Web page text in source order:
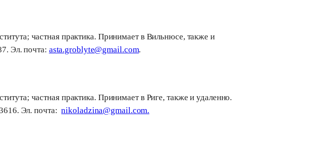
частная практика. Принимает в Вильнюсе, также и
Эл. почта: asta.groblyte@gmail.com.
частная практика. Принимает в Риге, также и удаленно.
Эл. почта:nikoladzina@gmail.com.